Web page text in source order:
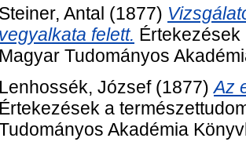
Steiner, Antal (1877)
vegyalkata felett. Értekezések
Magyar Tudományos
Lenhossék, József(1877)Az
Értekezések a
Akadémia